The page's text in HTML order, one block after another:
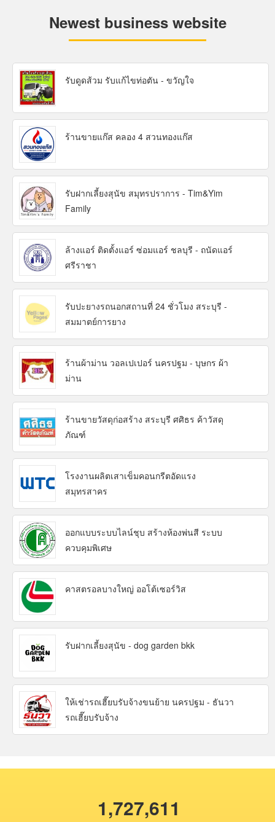
Newest business website
รับดูดส้วม รับแก้ไขท่อตัน - ขวัญใจ
ร้านขายแก๊ส คลอง 4 สวนทองแก๊ส
รับฝากเลี้ยงสุนัข สมุทรปราการ - Tim&Yim
Family
ล้างแอร์ ติดตั้งแอร์ ซ่อมแอร์ ชลบุรี - ถนัดแอร์
ศรีราชา
รับปะยางรถนอกสถานที่ 24 ชั่วโมง สระบุรี -
สมมาตย์การยาง
ร้านผ้าม่าน วอลเปเปอร์ นครปฐม - บุษกร ผ้า
ม่าน
ร้านขายวัสดุก่อสร้าง สระบุรี ศศิธร ค้าวัสดุ
ภัณฑ์
โรงงานผลิตเสาเข็มคอนกรีตอัดแรง
สมุทรสาคร
ออกแบบระบบไลน์ชุบ สร้างห้องพ่นสี ระบบ
ควบคุมพิเศษ
คาสตรอลบางใหญ่ ออโต้เซอร์วิส
รับฝากเลี้ยงสุนัข - dog garden bkk
ให้เช่ารถเฮี๊ยบรับจ้างขนย้าย นครปฐม - ธันวา
รถเฮี๊ยบรับจ้าง
1,727,611